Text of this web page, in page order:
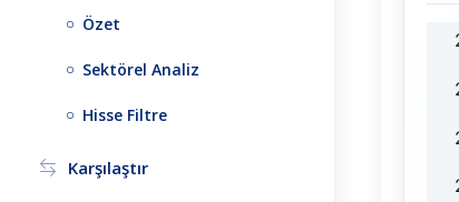
Özet
Sektörel Analiz
Hisse Filtre
Karşılaştır